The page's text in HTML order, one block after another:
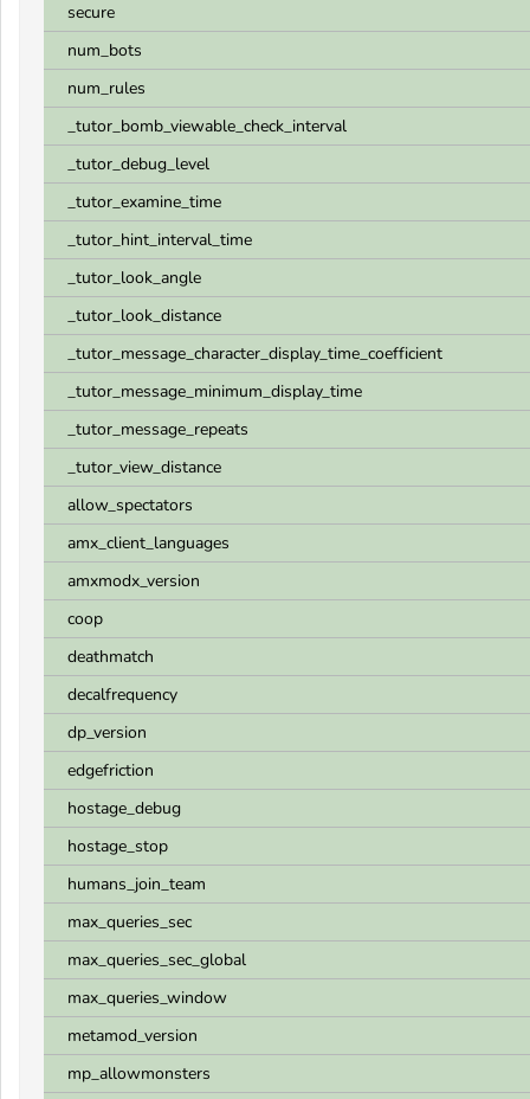
secure
num_bots
num_rules
_tutor_bomb_viewable_check_interval
_tutor_debug_level
_tutor_examine_time
_tutor_hint_interval_time
_tutor_look_angle
_tutor_look_distance
_tutor_message_character_display_time_coefficient
_tutor_message_minimum_display_time
_tutor_message_repeats
_tutor_view_distance
allow_spectators
amx_client_languages
amxmodx_version
coop
deathmatch
decalfrequency
dp_version
edgefriction
hostage_debug
hostage_stop
humans_join_team
max_queries_sec
max_queries_sec_global
max_queries_window
metamod_version
mp_allowmonsters